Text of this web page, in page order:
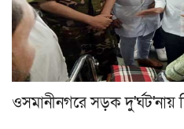
ওসমানীনগরে সড়ক